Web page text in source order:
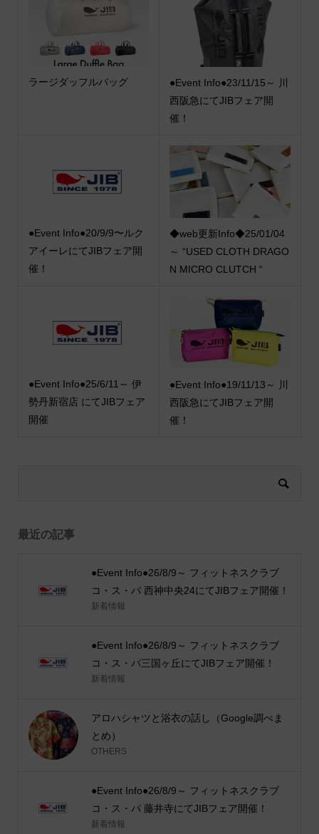
ラージダッフルバッグ
●Event Info●23/11/15～ 川
西阪急にてJIBフェア開
催！
●Event Info●20/9/9〜ルク
アイーレにてJIBフェア開
催！
◆web更新Info◆25/01/04
～ “USED CLOTH DRAGO
N MICRO CLUTCH “
●Event Info●25/6/11～ 伊
勢丹新宿店 にてJIBフェア
開催
●Event Info●19/11/13～ 川
西阪急にてJIBフェア開
催！
最近の記事
●Event Info●26/8/9～ フィットネスクラブ
コ・ス・パ 西神中央24にてJIBフェア開催！
新着情報
●Event Info●26/8/9～ フィットネスクラブ
コ・ス・パ三国ヶ丘にてJIBフェア開催！
新着情報
アロハシャツと浴衣の話し（Google調べま
とめ）
OTHERS
●Event Info●26/8/9～ フィットネスクラブ
コ・ス・パ 藤井寺にてJIBフェア開催！
新着情報